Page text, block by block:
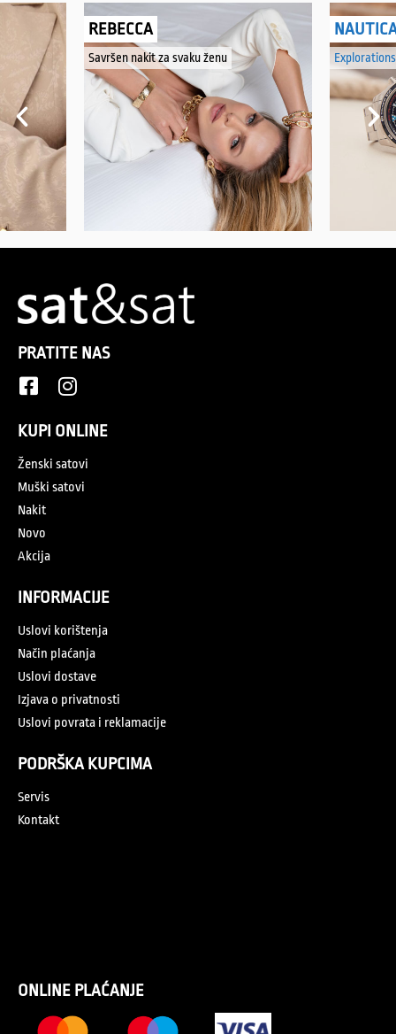
REBECCA
Savršen nakit za svaku ženu
PRATITE NAS
KUPI ONLINE
Ženski satovi
Muški satovi
Nakit
Novo
Akcija
INFORMACIJE
Uslovi korištenja
Način plaćanja
Uslovi dostave
Izjava o privatnosti
Uslovi povrata i reklamacije
PODRŠKA KUPCIMA
Servis
Kontakt
ONLINE PLAĆANJE